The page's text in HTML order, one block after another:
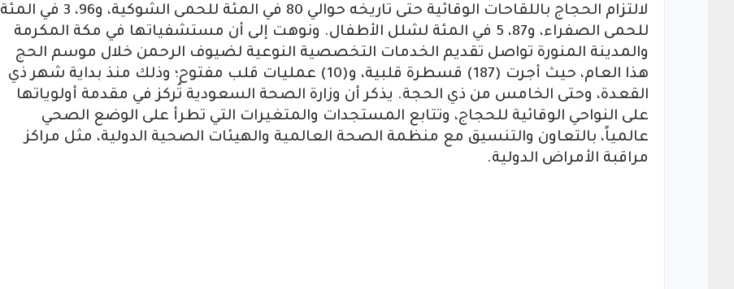
لالتزام الحجاج باللقاحات الوقائية حتى تاريخه حوالي 80 في المئة‏ للحمى الشوكية، و96، 3 في المئة
للحمى الصفراء، و87، 5 في المئة لشلل الأطفال‏. ونوهت إلى أن مستشفياتها في مكة المكرمة
والمدينة المنورة تواصل تقديم الخدمات التخصصية النوعية لضيوف الرحمن خلال موسم الحج
هذا العام، حيث أجرت (187) قسطرة قلبية، و(10) عمليات قلب مفتوح؛ وذلك منذ بداية شهر ذي
القعدة، وحتى الخامس من ذي الحجة. يذكر أن وزارة الصحة السعودية تُركز في مقدمة أولوياتها
على النواحي الوقائية للحجاج، وتتابع المستجدات والمتغيرات التي تطرأ على الوضع الصحي
عالمياً، بالتعاون والتنسيق مع منظمة الصحة العالمية والهيئات الصحية الدولية، مثل مراكز
مراقبة الأمراض الدولية.